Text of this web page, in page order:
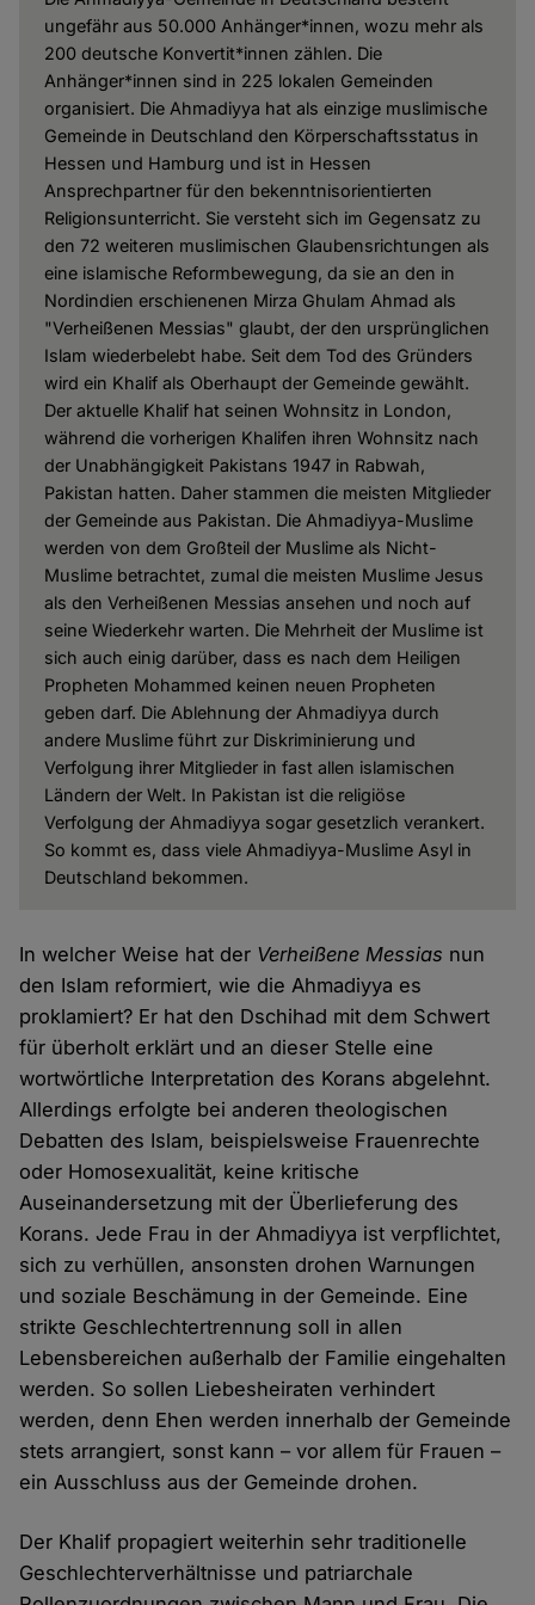
ungefähr aus 50.000 Anhänger*innen, wozu mehr als
200 deutsche Konvertit*innen zählen. Die
Anhänger*innen sind in 225 lokalen Gemeinden
organisiert. Die Ahmadiyya hat als einzige muslimische
Gemeinde in Deutschland den Körperschaftsstatus in
Hessen und Hamburg und ist in Hessen
Ansprechpartner für den bekenntnisorientierten
Religionsunterricht. Sie versteht sich im Gegensatz zu
den 72 weiteren muslimischen Glaubensrichtungen als
eine islamische Reformbewegung, da sie an den in
Nordindien erschienenen Mirza Ghulam Ahmad als
"Verheißenen Messias" glaubt, der den ursprünglichen
Islam wiederbelebt habe. Seit dem Tod des Gründers
wird ein Khalif als Oberhaupt der Gemeinde gewählt.
Der aktuelle Khalif hat seinen Wohnsitz in London,
während die vorherigen Khalifen ihren Wohnsitz nach
der Unabhängigkeit Pakistans 1947 in Rabwah,
Pakistan hatten. Daher stammen die meisten Mitglieder
der Gemeinde aus Pakistan. Die Ahmadiyya-Muslime
werden von dem Großteil der Muslime als Nicht-
Muslime betrachtet, zumal die meisten Muslime Jesus
als den Verheißenen Messias ansehen und noch auf
seine Wiederkehr warten. Die Mehrheit der Muslime ist
sich auch einig darüber, dass es nach dem Heiligen
Propheten Mohammed keinen neuen Propheten
geben darf. Die Ablehnung der Ahmadiyya durch
andere Muslime führt zur Diskriminierung und
Verfolgung ihrer Mitglieder in fast allen islamischen
Ländern der Welt. In Pakistan ist die religiöse
Verfolgung der Ahmadiyya sogar gesetzlich verankert.
So kommt es, dass viele Ahmadiyya-Muslime Asyl in
Deutschland bekommen.
In welcher Weise hat der Verheißene Messias nun
den Islam reformiert, wie die Ahmadiyya es
proklamiert? Er hat den Dschihad mit dem Schwert
für überholt erklärt und an dieser Stelle eine
wortwörtliche Interpretation des Korans abgelehnt.
Allerdings erfolgte bei anderen theologischen
Debatten des Islam, beispielsweise Frauenrechte
oder Homosexualität, keine kritische
Auseinandersetzung mit der Überlieferung des
Korans. Jede Frau in der Ahmadiyya ist verpflichtet,
sich zu verhüllen, ansonsten drohen Warnungen
und soziale Beschämung in der Gemeinde. Eine
strikte Geschlechtertrennung soll in allen
Lebensbereichen außerhalb der Familie eingehalten
werden. So sollen Liebesheiraten verhindert
werden, denn Ehen werden innerhalb der Gemeinde
stets arrangiert, sonst kann – vor allem für Frauen –
ein Ausschluss aus der Gemeinde drohen.
Der Khalif propagiert weiterhin sehr traditionelle
Geschlechterverhältnisse und patriarchale